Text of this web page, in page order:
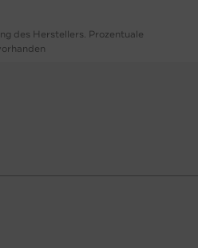
des Herstellers. Prozentuale